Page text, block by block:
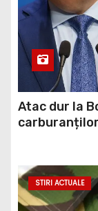
Atac dur la
STIRI ACTUALE